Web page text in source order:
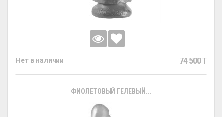
Нет в наличии 74 500 T
ФИОЛЕТОВЫЙ ГЕЛЕВЫЙ...